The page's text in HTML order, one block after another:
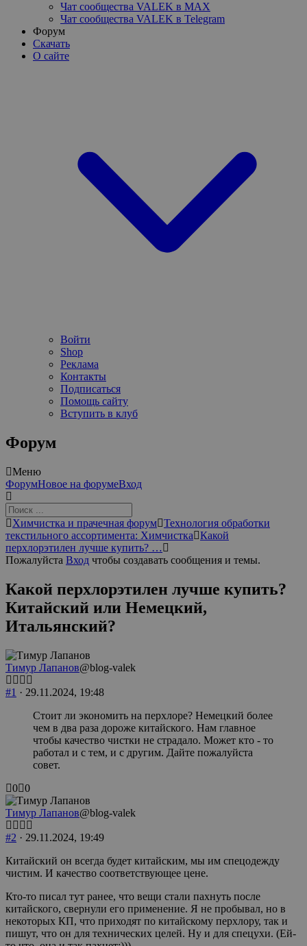
Чат сообщества VALEK в MAX
Чат сообщества VALEK в Telegram
Форум
Скачать
О сайте
Войти
Shop
Реклама
Контакты
Подписаться
Помощь сайту
Вступить в клуб
Форум
Меню
Навигация
Форума
ФорумНовое на форумеВход
Форум
breadcrumbs
-
Вы
Химчистка и прачечная форум Технология обработки
текстильного ассортимента: Химчистка
Какой
перхлорэтилен лучше купить? …
Пожалуйста Вход чтобы создавать сообщения и темы.
Какой перхлорэтилен лучше купить?
Китайский или Немецкий,
Итальянский?
Тимур Лапанов@blog-valek
#1 · 29.11.2024, 19:48
Стоит ли экономить на перхлоре? Немецкий более
чем в два раза дороже китайского. Нам главное
чтобы качество чистки не страдало. Может кто - то
работал и с тем, и с другим. Дайте пожалуйста
совет.
Голосуйте
-
палец
вниз.
0 Голосуйте
-
палец
вверх.
0
Тимур Лапанов@blog-valek
#2 · 29.11.2024, 19:49
Китайский он всегда будет китайским, мы им спецодежду
чистим. И качество соответствующее цене.
Кто-то писал тут ранее, что вещи стали пахнуть после
китайского, свернули его применение. Я не пробывал, но в
некоторых КП, что приходят по китайскому перхлору, так и
пишут, что он для технических целей. Ну и для спецухи. (Ей-